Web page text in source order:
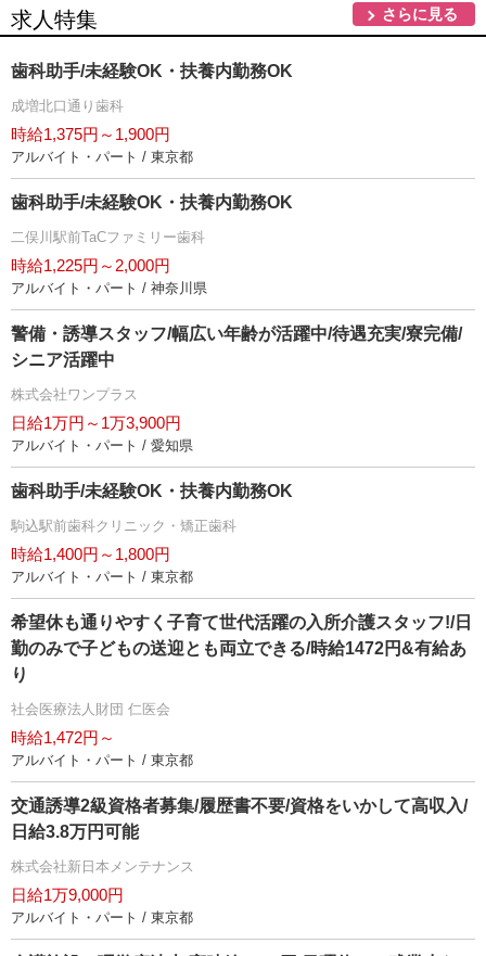
求人特集 さらに見る
歯科助手/未経験OK・扶養内勤務OK
成増北口通り歯科
時給1,375円～1,900円
アルバイト・パート / 東京都
歯科助手/未経験OK・扶養内勤務OK
二俣川駅前TaCファミリー歯科
時給1,225円～2,000円
アルバイト・パート / 神奈川県
警備・誘導スタッフ/幅広い年齢が活躍中/待遇充実/寮完備/
シニア活躍中
株式会社ワンプラス
日給1万円～1万3,900円
アルバイト・パート / 愛知県
歯科助手/未経験OK・扶養内勤務OK
駒込駅前歯科クリニック・矯正歯科
時給1,400円～1,800円
アルバイト・パート / 東京都
希望休も通りやすく子育て世代活躍の入所介護スタッフ!/日
勤のみで子どもの送迎とも両立できる/時給1472円&有給あ
り
社会医療法人財団 仁医会
時給1,472円～
アルバイト・パート / 東京都
交通誘導2級資格者募集/履歴書不要/資格をいかして高収入/
日給3.8万円可能
株式会社新日本メンテナンス
日給1万9,000円
アルバイト・パート / 東京都